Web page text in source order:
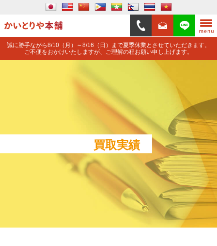
誠に勝手ながら8/10（月）～8/16（日）まで夏季休業とさせていただきます。
ご不便をおかけいたしますが、ご理解の程お願い申し上げます。
買取実績